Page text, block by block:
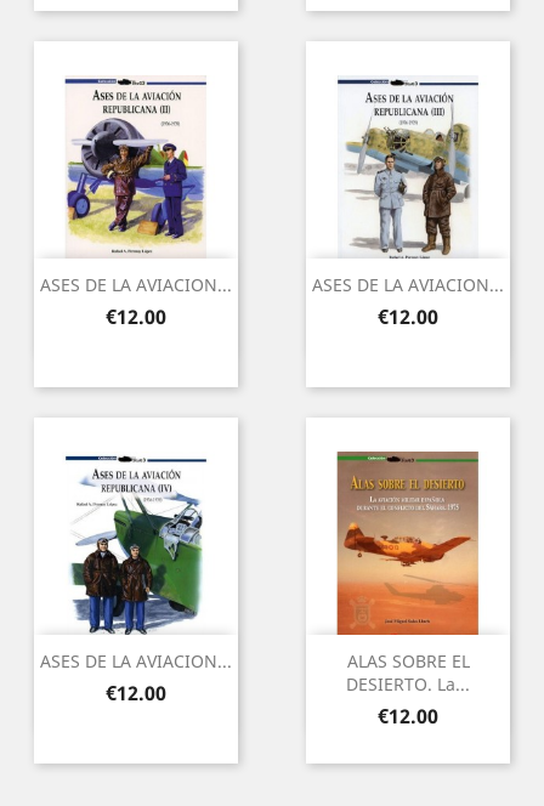
ASES DE LA AVIACION...
Price
€12.00
ASES DE LA AVIACION...
Price
€12.00
ASES DE LA AVIACION...
Price
€12.00
ALAS SOBRE EL
DESIERTO. La...
Price
€12.00